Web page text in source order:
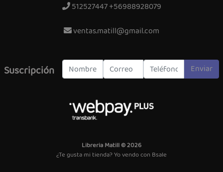
512527447 +56988928079
ventas.matill@gmail.com
Suscripción Enviar
Libreria Matill © 2026
¿Te gusta mi tienda? Yo vendo con Bsale